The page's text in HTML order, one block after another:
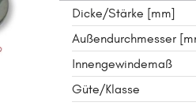
Dicke/Stärke [mm]
Außendurchmesser
Innengewindemaß
Güte/Klasse